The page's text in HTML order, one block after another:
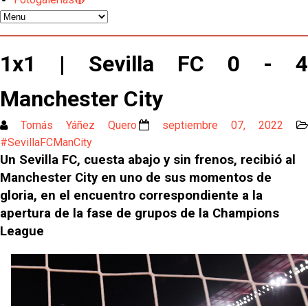
El Sevilla continúa con despidos y rechaza una
oferta de 420 millones por el club
El Sevilla mueve ficha por Robbie Ure: la opción 'A'
para el ataque nervionense
Los contratiempos para García Plaza por la mala
gestión de un inválido Consejo
El Sevilla C se queda en Tercera Federación
Atlético y Getafe agitan el mercado de LaLiga
Luis García Plaza: No sufrir ya es un paso adelante
El Sevilla FC plantea ampliar hasta cinco fichajes
más antes del cierre
1x1 | Sevilla FC 0 - 4
Manchester City
Tomás Yáñez Quero
septiembre 07, 2022
#SevillaFCManCity
Un Sevilla FC, cuesta abajo y sin frenos, recibió al
Manchester City en uno de sus momentos de
gloria, en el encuentro correspondiente a la
apertura de la fase de grupos de la Champions
League